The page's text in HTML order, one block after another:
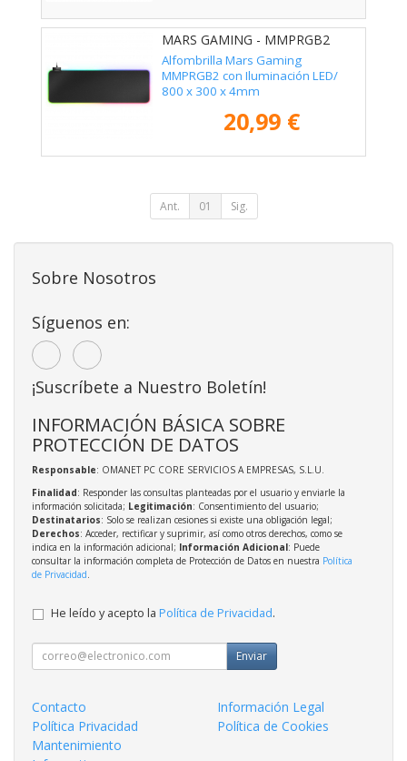
MARS GAMING - MMPRGB2
Alfombrilla Mars Gaming
MMPRGB2 con Iluminación LED/
800 x 300 x 4mm
20,99 €
Ant. 01 Sig.
Sobre Nosotros
Síguenos en:
¡Suscríbete a Nuestro Boletín!
INFORMACIÓN BÁSICA SOBRE
PROTECCIÓN DE DATOS
Responsable: OMANET PC CORE SERVICIOS A EMPRESAS, S.L.U.
Finalidad: Responder las consultas planteadas por el usuario y enviarle la
información solicitada; Legitimación: Consentimiento del usuario;
Destinatarios: Solo se realizan cesiones si existe una obligación legal;
Derechos: Acceder, rectificar y suprimir, así como otros derechos, como se
indica en la información adicional; Información Adicional: Puede
consultar la información completa de Protección de Datos en nuestra Política
de Privacidad
He leído y acepto la Política de Privacidad.
Enviar
Contacto
Información Legal
Política Privacidad
Política de Cookies
Mantenimiento